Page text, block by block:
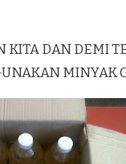
KITA DAN DEMI
MINYAK